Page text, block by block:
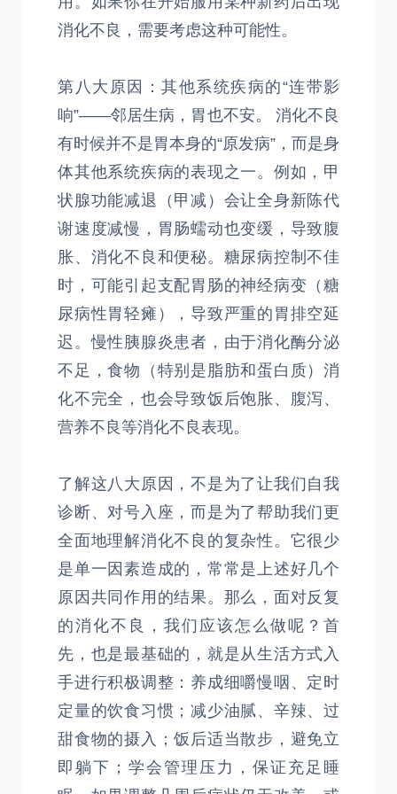
消化不良，需要考虑这种可能性。
第八大原因：其他系统疾病的“连带影
响”——邻居生病，胃也不安。 消化不良
有时候并不是胃本身的“原发病”，而是身
体其他系统疾病的表现之一。例如，甲
状腺功能减退（甲减）会让全身新陈代
谢速度减慢，胃肠蠕动也变缓，导致腹
胀、消化不良和便秘。糖尿病控制不佳
时，可能引起支配胃肠的神经病变（糖
尿病性胃轻瘫），导致严重的胃排空延
迟。慢性胰腺炎患者，由于消化酶分泌
不足，食物（特别是脂肪和蛋白质）消
化不完全，也会导致饭后饱胀、腹泻、
营养不良等消化不良表现。
了解这八大原因，不是为了让我们自我
诊断、对号入座，而是为了帮助我们更
全面地理解消化不良的复杂性。它很少
是单一因素造成的，常常是上述好几个
原因共同作用的结果。那么，面对反复
的消化不良，我们应该怎么做呢？首
先，也是最基础的，就是从生活方式入
手进行积极调整：养成细嚼慢咽、定时
定量的饮食习惯；减少油腻、辛辣、过
甜食物的摄入；饭后适当散步，避免立
即躺下；学会管理压力，保证充足睡